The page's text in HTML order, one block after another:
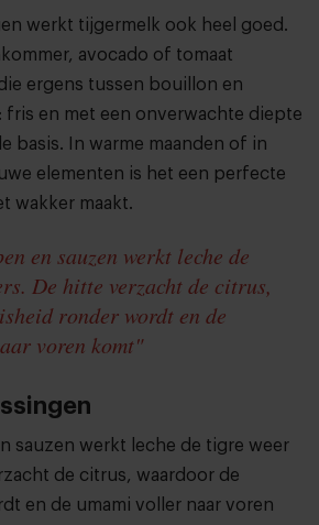
werkt tijgermelk ook heel goed.
avocado of tomaat
ergens tussen bouillon en
fris en met een onverwachte diepte
basis. In warme maanden of in
elementen is het een perfecte
wakker maakt.
en sauzen werkt leche de
De hitte verzacht de citrus,
ronder wordt en de
voren komt"
sauzen werkt leche de tigre weer
de citrus, waardoor de
en de umami voller naar voren